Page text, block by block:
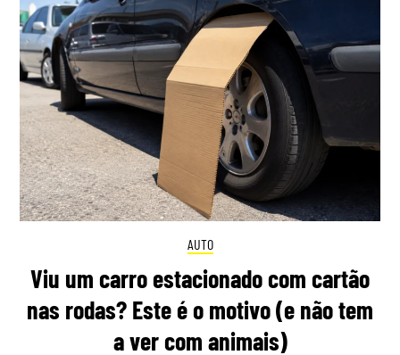
AUTO
Viu um carro estacionado com cartão
nas rodas? Este é o motivo (e não tem
a ver com animais)